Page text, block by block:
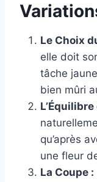
Le Choix
elle doit
tâche
bien mûri
L’Équilibre
qu’après
une fleur
La Coupe :